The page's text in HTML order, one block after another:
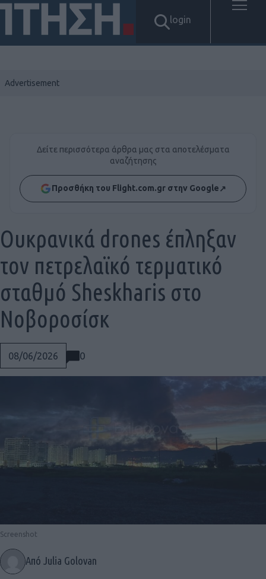
login
Δείτε περισσότερα άρθρα μας στα αποτελέσματα
αναζήτησης
Προσθήκη του Flight.com.gr στην Google↗
08/06/2026 0
Ουκρανικά drones έπληξαν
τον πετρελαϊκό τερματικό
σταθμό Sheskharis στο
Νοβοροσίσκ
Από Julia Golovan
Screenshot